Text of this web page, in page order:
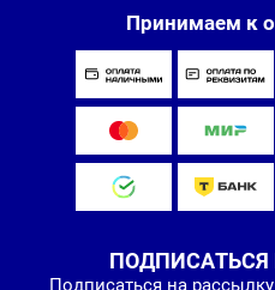
Принимаем к
Подписаться на